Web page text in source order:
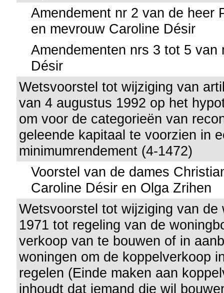
Amendement nr 2 van de heer
en mevrouw Caroline Désir
Amendementen nrs 3 tot 5 van
Désir
Wetsvoorstel tot wijziging van
van 4 augustus 1992 op het
om voor de categorieën van
geleende kapitaal te voorzien in
minimumrendement (4-1472)
Voorstel van de dames
Caroline Désir en Olga Zrihen
Wetsvoorstel tot wijziging van de
1971 tot regeling van de
verkoop van te bouwen of in
woningen om de koppelverkoop
regelen (Einde maken aan
inhoudt dat iemand die wil